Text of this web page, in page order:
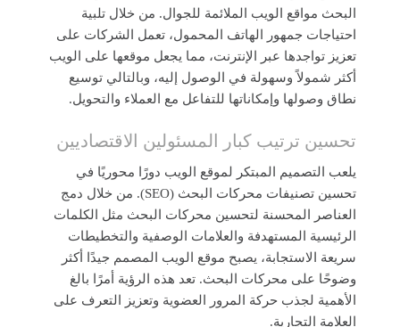
البحث مواقع الويب الملائمة للجوال. من خلال تلبية
احتياجات جمهور الهاتف المحمول، تعمل الشركات على
تعزيز تواجدها عبر الإنترنت، مما يجعل موقعها على الويب
أكثر شمولاً وسهولة في الوصول إليه، وبالتالي توسيع
نطاق وصولها وإمكاناتها للتفاعل مع العملاء والتحويل.
تحسين ترتيب كبار المسئولين الاقتصاديين
يلعب التصميم المبتكر لموقع الويب دورًا محوريًا في
تحسين تصنيفات محركات البحث (SEO). من خلال دمج
العناصر المحسنة لتحسين محركات البحث مثل الكلمات
الرئيسية المستهدفة والعلامات الوصفية والتخطيطات
سريعة الاستجابة، يصبح موقع الويب المصمم جيدًا أكثر
وضوحًا على محركات البحث. تعد هذه الرؤية أمرًا بالغ
الأهمية لجذب حركة المرور العضوية وتعزيز التعرف على
العلامة التجارية.